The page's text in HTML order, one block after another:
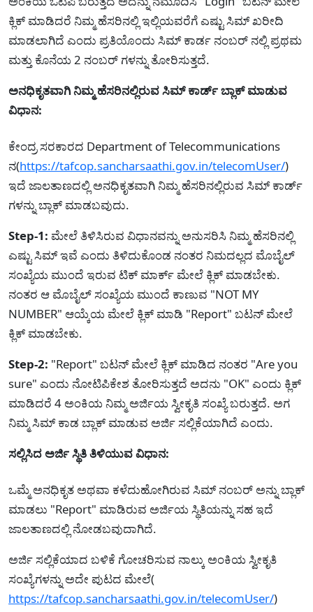
ಕ್ಲಿಕ್ ಮಾಡಿದರೆ ನಿಮ್ಮ ಹೆಸರಿನಲ್ಲಿ ಇಲ್ಲಿಯವರೆಗೆ ಎಷ್ಟು ಸಿಮ್ ಖರೀದಿ
ಮಾಡಲಾಗಿದೆ ಎಂದು ಪ್ರತಿಯೊಂದು ಸಿಮ್ ಕಾರ್ಡ ನಂಬರ್ ನಲ್ಲಿ ಪ್ರಥಮ
ಮತ್ತು ಕೊನೆಯ 2 ನಂಬರ್ ಗಳನ್ನು ತೋರಿಸುತ್ತದೆ.
ಅನಧಿಕೃತವಾಗಿ ನಿಮ್ಮ ಹೆಸರಿನಲ್ಲಿರುವ ಸಿಮ್ ಕಾರ್ಡ್ ಬ್ಲಾಕ್ ಮಾಡುವ
ವಿಧಾನ:
ಕೇಂದ್ರ ಸರಕಾರದ Department of Telecommunications
ನ(https://tafcop.sancharsaathi.gov.in/telecomUser/)
ಇದೆ ಜಾಲತಾಣದಲ್ಲಿ ಅನಧಿಕೃತವಾಗಿ ನಿಮ್ಮ ಹೆಸರಿನಲ್ಲಿರುವ ಸಿಮ್ ಕಾರ್ಡ್
ಗಳನ್ನು ಬ್ಲಾಕ್ ಮಾಡಬವುದು.
Step-1: ಮೇಲೆ ತಿಳಿಸಿರುವ ವಿಧಾನವನ್ನು ಅನುಸರಿಸಿ ನಿಮ್ಮ ಹೆಸರಿನಲ್ಲಿ
ಎಷ್ಟು ಸಿಮ್ ಇವೆ ಎಂದು ತಿಳಿದುಕೊಂಡ ನಂತರ ನಿಮದಲ್ಲದ ಮೊಬೈಲ್
ಸಂಖ್ಯೆಯ ಮುಂದೆ ಇರುವ ಟಿಕ್ ಮಾರ್ಕ್ ಮೇಲೆ ಕ್ಲಿಕ್ ಮಾಡಬೇಕು.
ನಂತರ ಆ ಮೊಬೈಲ್ ಸಂಖ್ಯೆಯ ಮುಂದೆ ಕಾಣುವ "NOT MY
NUMBER" ಆಯ್ಕೆಯ ಮೇಲೆ ಕ್ಲಿಕ್ ಮಾಡಿ "Report" ಬಟನ್ ಮೇಲೆ
ಕ್ಲಿಕ್ ಮಾಡಬೇಕು.
Step-2: "Report" ಬಟನ್ ಮೇಲೆ ಕ್ಲಿಕ್ ಮಾಡಿದ ನಂತರ "Are you
sure" ಎಂದು ನೋಟಿಪಿಕೇಶ ತೋರಿಸುತ್ತದೆ ಅದನು "OK" ಎಂದು ಕ್ಲಿಕ್
ಮಾಡಿದರೆ 4 ಅಂಕಿಯ ನಿಮ್ಮ ಅರ್ಜಿಯ ಸ್ವೀಕೃತಿ ಸಂಖ್ಯೆ ಬರುತ್ತದೆ. ಅಗ
ನಿಮ್ಮ ಸಿಮ್ ಕಾಡ ಬ್ಲಾಕ್ ಮಾಡುವ ಅರ್ಜಿ ಸಲ್ಲಿಕೆಯಾಗಿದೆ ಎಂದು.
ಸಲ್ಲಿಸಿದ ಅರ್ಜಿ ಸ್ಥಿತಿ ತಿಳಿಯುವ ವಿಧಾನ:
ಒಮ್ಮೆ ಅನಧಿಕೃತ ಅಥವಾ ಕಳೆದುಹೋಗಿರುವ ಸಿಮ್ ನಂಬರ್ ಅನ್ನು ಬ್ಲಾಕ್
ಮಾಡಲು "Report" ಮಾಡಿರುವ ಅರ್ಜಿಯ ಸ್ಥಿತಿಯನ್ನು ಸಹ ಇದೆ
ಜಾಲತಾಣದಲ್ಲಿ ನೋಡಬವುದಾಗಿದೆ.
ಅರ್ಜಿ ಸಲ್ಲಿಕೆಯಾದ ಬಳಿಕೆ ಗೋಚರಿಸುವ ನಾಲ್ಕು ಅಂಕಿಯ ಸ್ವೀಕೃತಿ
ಸಂಖ್ಯೆಗಳನ್ನು ಅದೇ ಪುಟದ ಮೇಲೆ(
https://tafcop.sancharsaathi.gov.in/telecomUser/)